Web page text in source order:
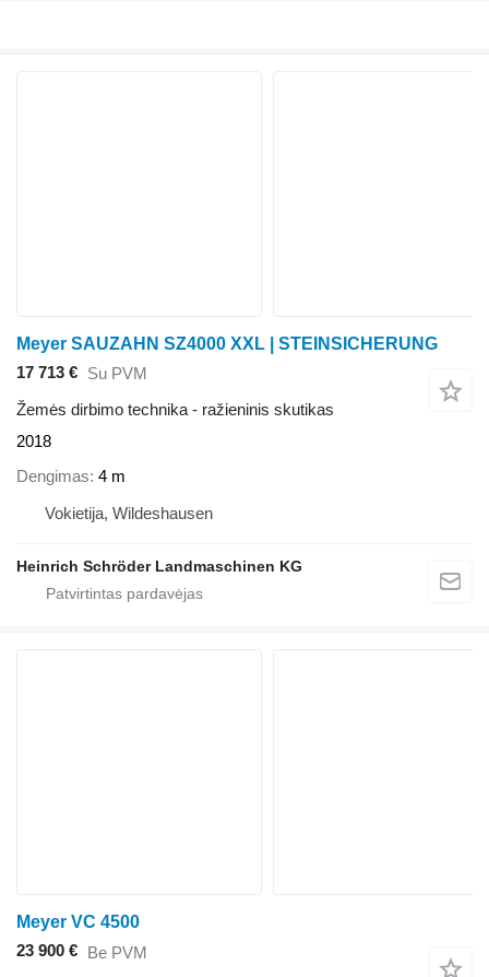
Meyer SAUZAHN SZ4000 XXL | STEINSICHERUNG
17 713 € Su PVM
Žemės dirbimo technika - ražieninis skutikas
2018
Dengimas 4 m
Vokietija, Wildeshausen
Heinrich Schröder Landmaschinen KG
Meyer VC 4500
23 900 € Be PVM